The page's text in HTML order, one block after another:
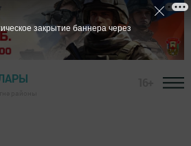
закрытие баннера через